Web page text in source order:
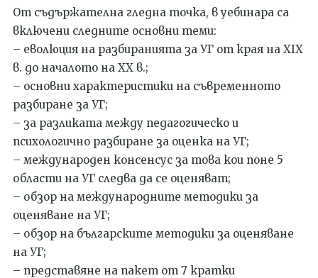
От съдържателна гледна точка, в уебинара са
включени следните основни теми:
– еволюция на разбиранията за УГ от края на XIX
в. до началото на XX в.;
– основни характеристики на съвременното
разбиране за УГ;
– за разликата между педагогическо и
психологично разбиране за оценка на УГ;
– международен консенсус за това кои поне 5
области на УГ следва да се оценяват;
– обзор на международните методики за
оценяване на УГ;
– обзор на българските методики за оценяване
на УГ;
– представяне на пакет от 7 кратки